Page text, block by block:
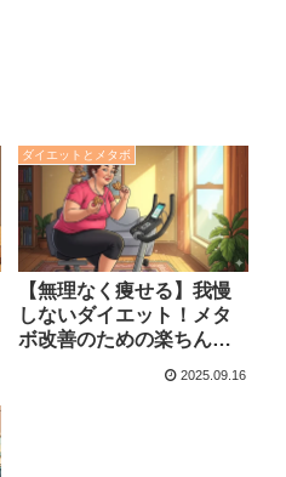
ダイエットとメタボ
【無理なく痩せる】我慢
しないダイエット！メタ
ボ改善のための楽ちん習
2025.09.16